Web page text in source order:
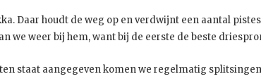
Daar houdt de weg op en verdwijnt een aantal
weer bij hem, want bij de eerste de beste
staat aangegeven komen we regelmatig